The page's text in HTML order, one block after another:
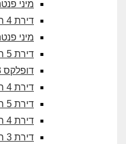
מיני פנטהאוז 4
דירת 4 חדרים במגדלי נאמן
מיני פנטהאוז 6
דירת 5 חדרים ברמת אביב גימל
דופלקס 3 חדרים ברמת אביב החדשה
דירת 4 חדרים בכוכב הצפון
דירת 5 חדרים ברמת אביב החדשה
דירת 4 חדרים פלוס ממ"ד בכוכב הצפון
דירת 3 חדרים בלמד